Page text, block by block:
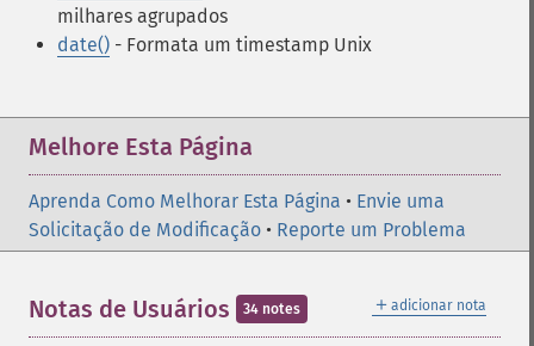
milhares agrupados
date() - Formata um timestamp Unix
Melhore Esta Página
Aprenda Como Melhorar Esta Página • Envie uma
Solicitação de Modificação • Reporte um Problema
＋ adicionar nota
Notas de Usuários 34 notes